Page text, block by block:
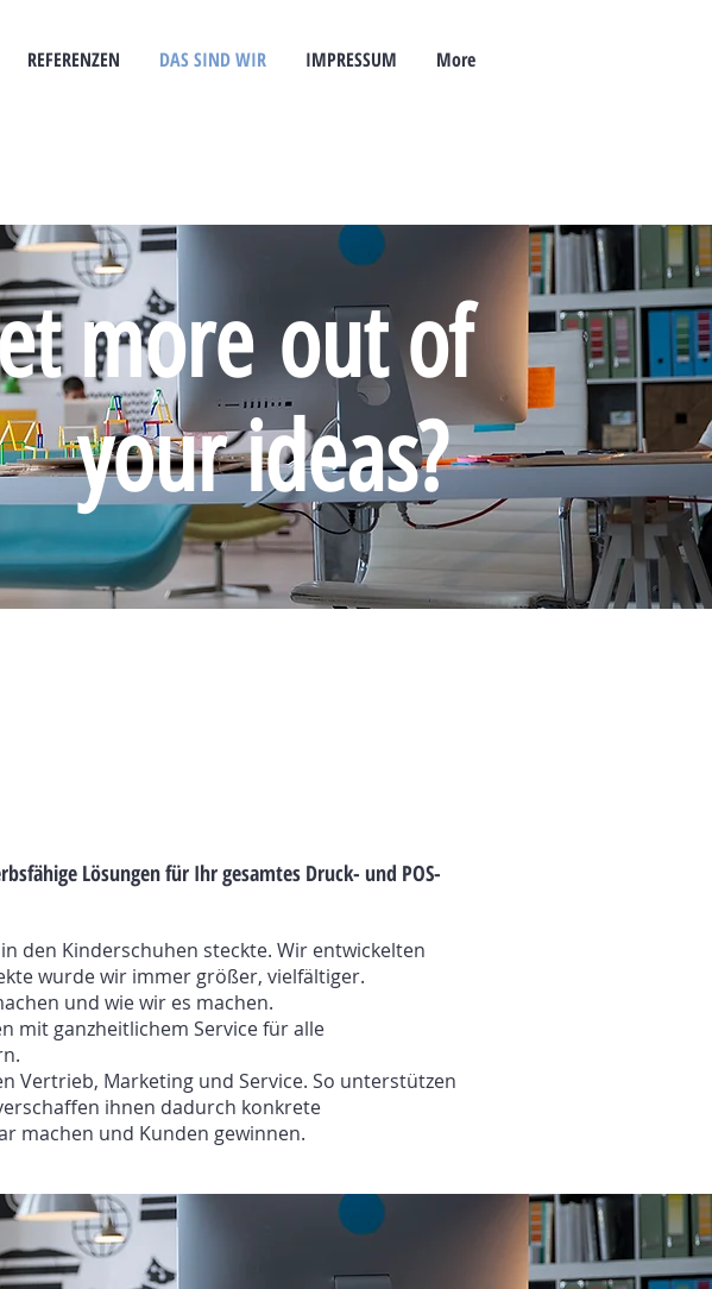
REFERENZEN DAS SIND WIR IMPRESSUM More
more out of
your ideas?
Lösungen für Ihr gesamtes Druck- und POS-
den Kinderschuhen steckte. Wir entwickelten
wurde wir immer größer, vielfältiger.
und wie wir es machen.
mit ganzheitlichem Service für alle
Vertrieb, Marketing und Service. So unterstützen
ihnen dadurch konkrete
machen und Kunden gewinnen.